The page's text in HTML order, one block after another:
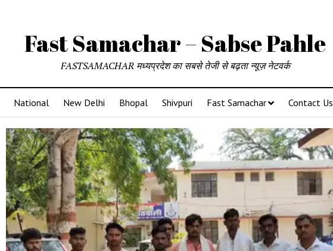
Fast Samachar – Sabse Pahle
FASTSAMACHAR मध्यप्रदेश का सबसे तेजी से बढ़ता न्यूज़ नेटवर्क
National New Delhi Bhopal Shivpuri Fast Samachar Contact Us